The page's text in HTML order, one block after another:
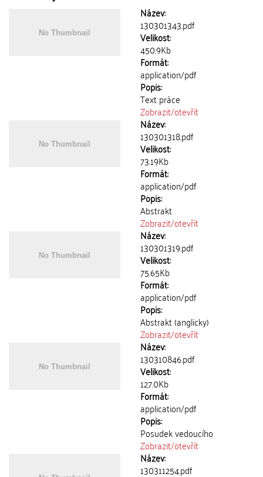
Název:
130301343.pdf
Velikost:
450.9Kb
Formát:
application/pdf
Popis:
Text práce
Zobrazit/otevřít
Název:
130301318.pdf
Velikost:
73.19Kb
Formát:
application/pdf
Popis:
Abstrakt
Zobrazit/otevřít
Název:
130301319.pdf
Velikost:
75.65Kb
Formát:
application/pdf
Popis:
Abstrakt (anglicky)
Zobrazit/otevřít
Název:
130310846.pdf
Velikost:
127.0Kb
Formát:
application/pdf
Popis:
Posudek vedoucího
Zobrazit/otevřít
Název:
130311254.pdf